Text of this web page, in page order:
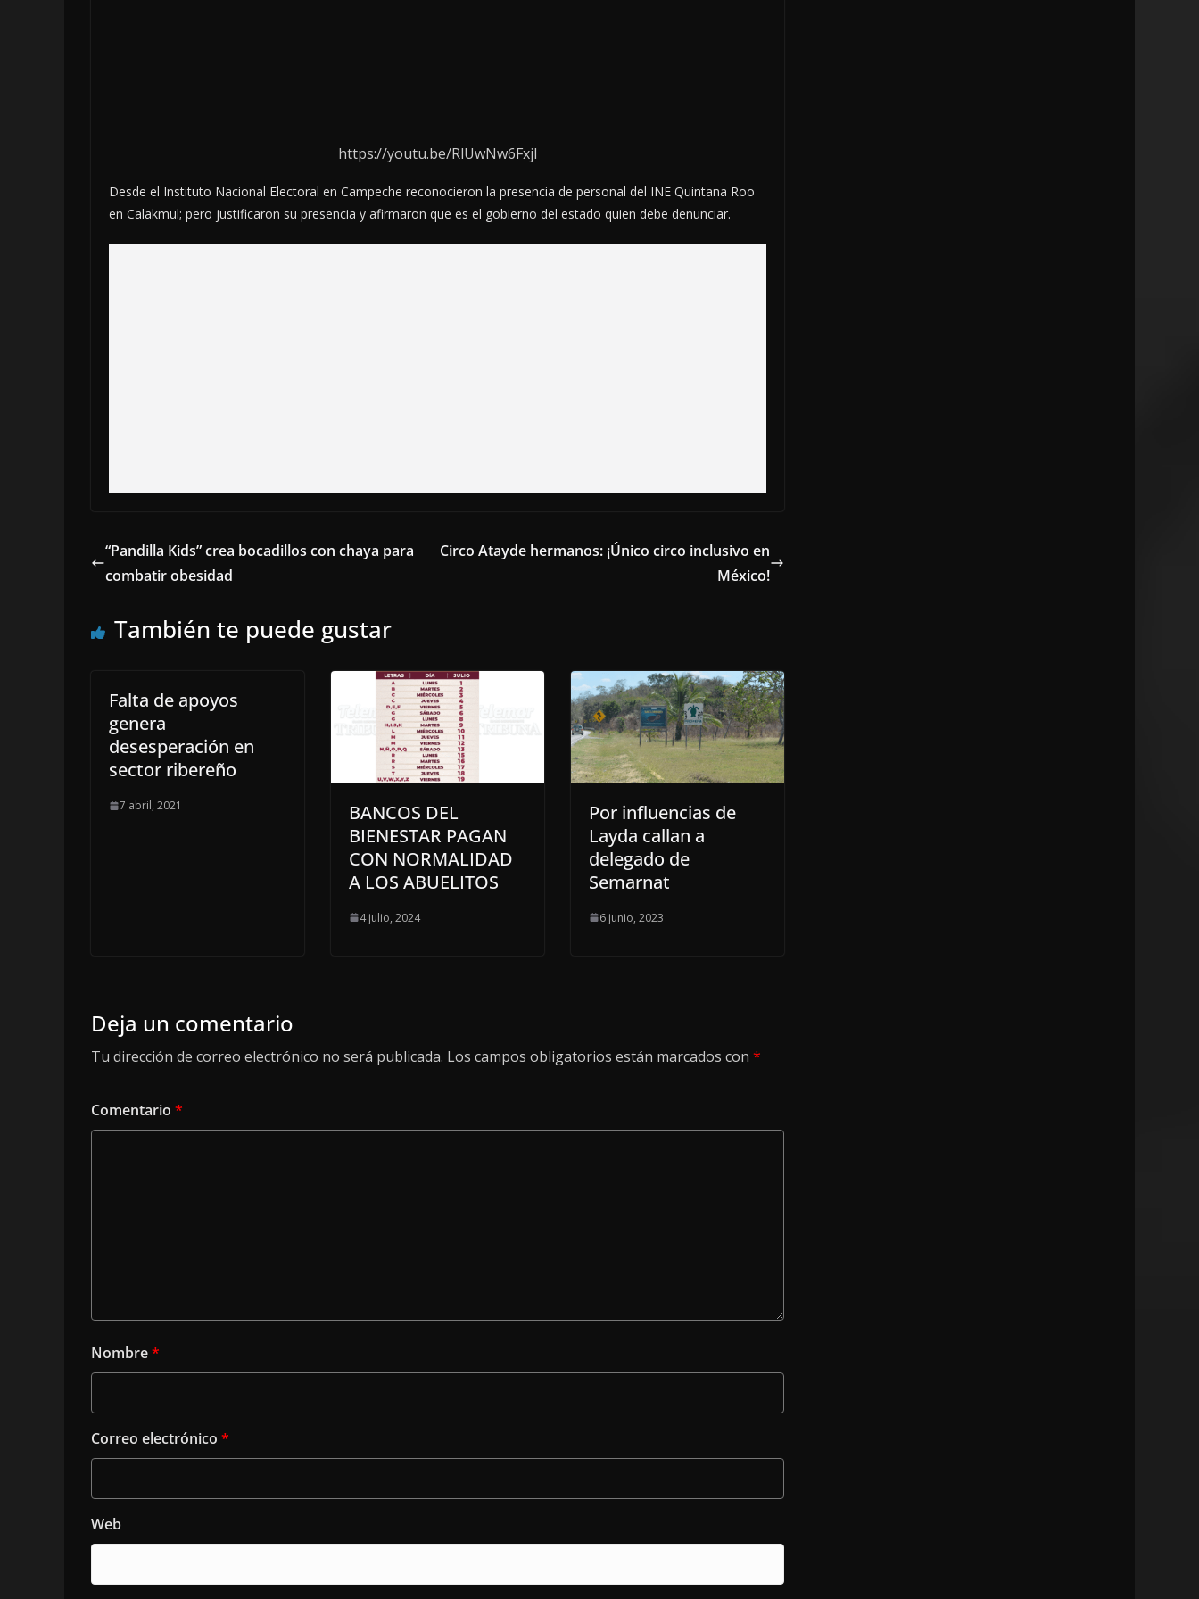
https://youtu.be/RlUwNw6FxjI
Desde el Instituto Nacional Electoral en Campeche reconocieron la presencia de personal del INE Quintana Roo
en Calakmul; pero justificaron su presencia y afirmaron que es el gobierno del estado quien debe denunciar.
“Pandilla Kids” crea bocadillos con chaya para
combatir obesidad
Circo Atayde hermanos: ¡Único circo inclusivo en
México!
También te puede gustar
Falta de apoyos
genera
desesperación en
sector ribereño
7 abril, 2021
BANCOS DEL
BIENESTAR PAGAN
CON NORMALIDAD
A LOS ABUELITOS
4 julio, 2024
Por influencias de
Layda callan a
delegado de
Semarnat
6 junio, 2023
Deja un comentario
Tu dirección de correo electrónico no será publicada. Los campos obligatorios están marcados con *
Comentario *
Nombre*
Correo electrónico *
Web